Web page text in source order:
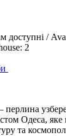
доступні /
2
перлина
Одеса, яке
та